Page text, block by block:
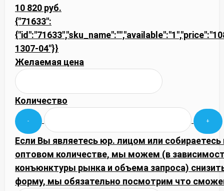
10 820 руб.
{"71633":
1307-04"}}
Желаемая цена
Количество
Если Вы являетесь юр. лицом или собираетесь
оптовом количестве, мы можем (в
конъюнктуры рынка и объема запроса)
форму, мы обязательно посмотрим что